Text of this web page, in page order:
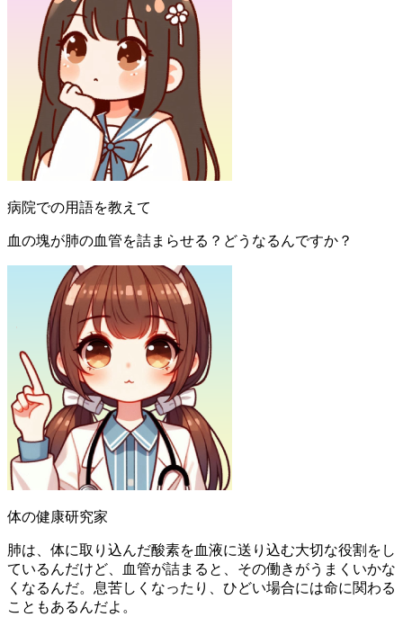
病院での用語を教えて
血の塊が肺の血管を詰まらせる？どうなるんですか？
体の健康研究家
肺は、体に取り込んだ酸素を血液に送り込む大切な役割をし
ているんだけど、血管が詰まると、その働きがうまくいかな
くなるんだ。息苦しくなったり、ひどい場合には命に関わる
こともあるんだよ。